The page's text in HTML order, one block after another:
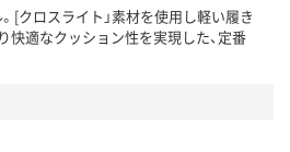
[クロスライト」素材を使用し軽い履き
快適なクッション性を実現した、定番